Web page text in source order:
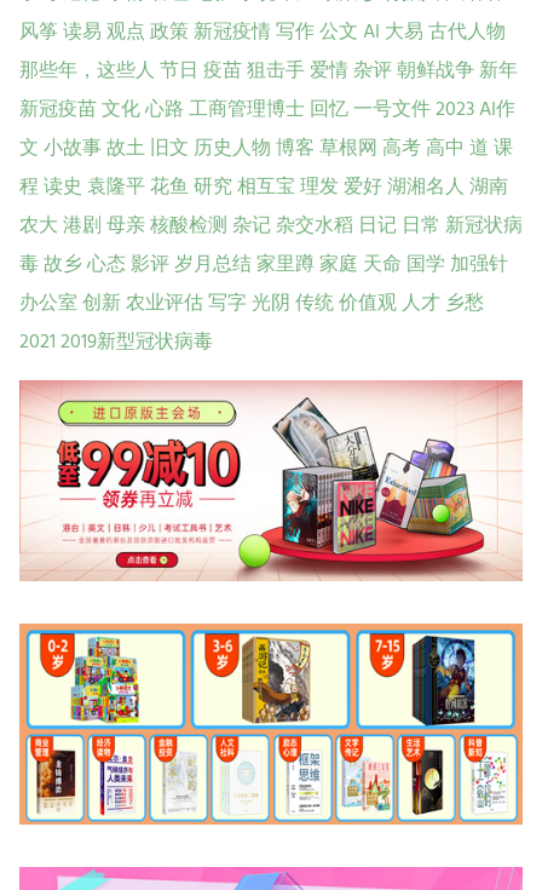
风筝读易观点政策新冠疫情写作公文AI 大易古代人物
那些年，这些人节日 疫苗狙击手爱情杂评朝鲜战争新年
新冠疫苗文化心路工商管理博士回忆一号文件2023AI作
文小故事故土旧文 历史人物博客草根网高考高中 道课
程读史袁隆平花鱼研究相互宝理发爱好湖湘名人湖南
农大港剧母亲核酸检测杂记杂交水稻 日记 日常 新冠状病
毒故乡心态影评岁月总结家里蹲家庭 天命 国学 加强针
办公室创新农业评估写字光阴传统价值观人才乡愁
20212019新型冠状病毒